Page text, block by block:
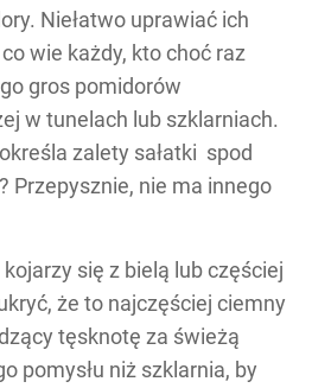
Niełatwo uprawiać ich
wie każdy, kto choć raz
gros pomidorów
w tunelach lub szklarniach.
zalety sałatki spod
Przepysznie, nie ma innego
się z bielą lub częściej
że to najczęściej ciemny
tęsknotę za świeżą
pomysłu niż szklarnia, by